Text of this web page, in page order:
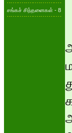
சங்கச் சிந்தனைகள் - 8